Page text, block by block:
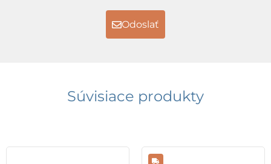
Odoslať
Súvisiace produkty